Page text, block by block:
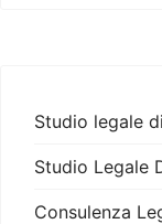
Studio legale
Studio Legale
Consulenza